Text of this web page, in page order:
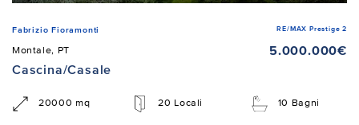
Fabrizio Fioramonti RE/MAX Prestige 2
Montale, PT
5.000.000€
Cascina/Casale
20000 mq 20 Locali 10 Bagni